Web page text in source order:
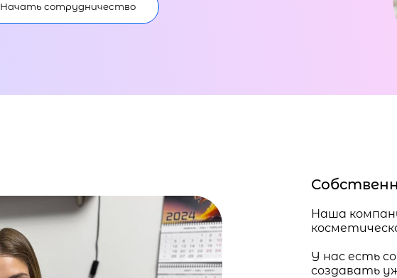
Начать сотрудничество
Наша
У нас есть
создавать